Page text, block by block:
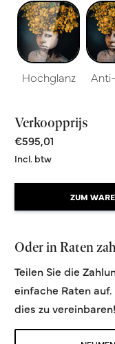
Hochglanz
Verkoopprijs
€595,01
Incl. btw
ZUM
Oder in Raten
Teilen Sie die
einfache Raten
dies zu vereinbaren!